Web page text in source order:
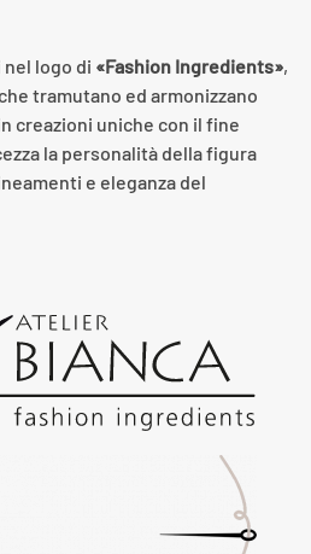
nel logo di «Fashion Ingredients»,
tramutano ed armonizzano
creazioni uniche con il fine
la personalità della figura
e eleganza del